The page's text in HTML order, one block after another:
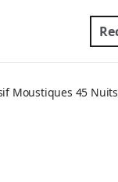
Moustiques 45 Nuits